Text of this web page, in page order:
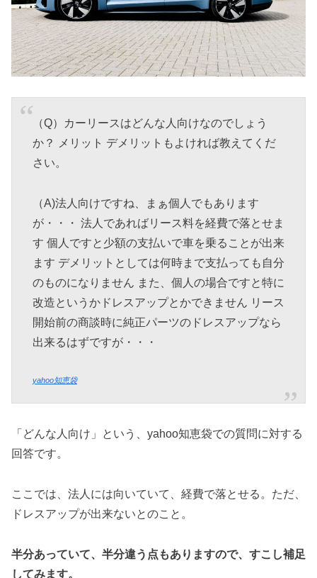
（Q）カーリースはどんな人向けなのでしょう
か？ メリット デメリットもよければ教えてくだ
さい。
（A)法人向けですね、まぁ個人でもあります
が・・・ 法人であればリース料を経費で落とせま
す 個人ですと少額の支払いで車を乗ることが出来
ます デメリットとしては何時まで支払っても自分
のものになりません また、個人の場合ですと特に
改造というかドレスアップとかできません リース
開始前の商談時に純正パーツのドレスアップなら
出来るはずですが・・・
yahoo知恵袋
「どんな人向け」という、yahoo知恵袋での質問に対する
回答です。
ここでは、法人には向いていて、経費で落とせる。ただ、
ドレスアップが出来ないとのこと。
半分あっていて、半分違う点もありますので、すこし補足
してみます。